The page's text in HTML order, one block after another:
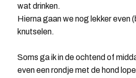
wat drinken.
Hierna gaan we nog lekker even
knutselen.
Soms ga ik in de ochtend of
even een rondje met de hond